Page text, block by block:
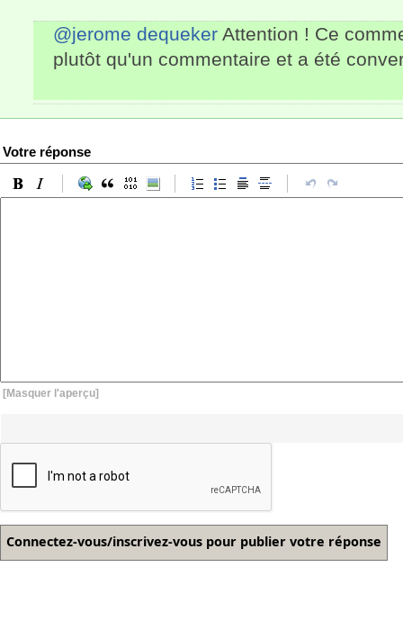
@jerome dequeker Attention ! Ce
plutôt qu'un commentaire et a été
Votre réponse
[Masquer l'aperçu]